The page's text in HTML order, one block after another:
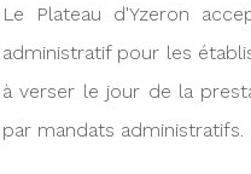
Le Plateau d'Yzeron
administratif pour les
à verser le jour de la
par mandats administratifs.